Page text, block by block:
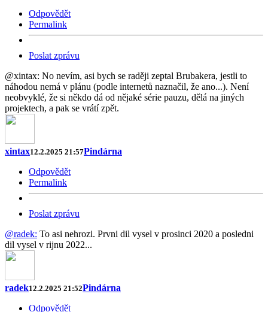
Odpovědět
Permalink
Poslat zprávu
@xintax: No nevím, asi bych se raději zeptal Brubakera, jestli to
náhodou nemá v plánu (podle internetů naznačil, že ano...). Není
neobvyklé, že si někdo dá od nějaké série pauzu, dělá na jiných
projektech, a pak se vrátí zpět.
xintax12.2.2025 21:57Pindárna
Odpovědět
Permalink
Poslat zprávu
@radek: To asi nehrozi. Prvni dil vysel v prosinci 2020 a posledni
dil vysel v rijnu 2022...
radek12.2.2025 21:52Pindárna
Odpovědět